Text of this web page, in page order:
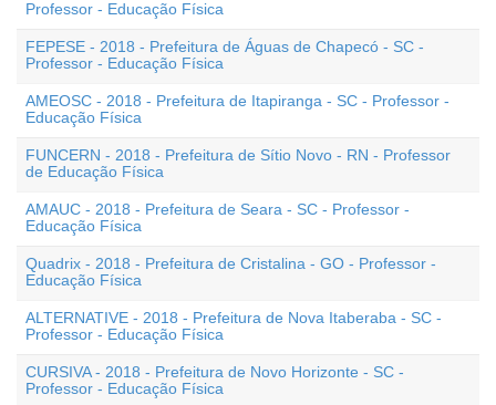
Professor - Educação Física
FEPESE - 2018 - Prefeitura de Águas de Chapecó - SC -
Professor - Educação Física
AMEOSC - 2018 - Prefeitura de Itapiranga - SC - Professor -
Educação Física
FUNCERN - 2018 - Prefeitura de Sítio Novo - RN - Professor
de Educação Física
AMAUC - 2018 - Prefeitura de Seara - SC - Professor -
Educação Física
Quadrix - 2018 - Prefeitura de Cristalina - GO - Professor -
Educação Física
ALTERNATIVE - 2018 - Prefeitura de Nova Itaberaba - SC -
Professor - Educação Física
CURSIVA - 2018 - Prefeitura de Novo Horizonte - SC -
Professor - Educação Física